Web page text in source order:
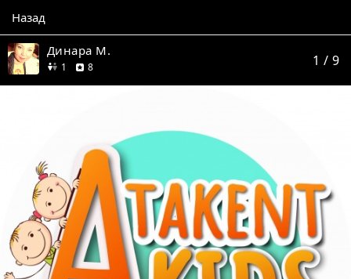
Назад
Динара М.
1 друг 8отзывов 1 / 9